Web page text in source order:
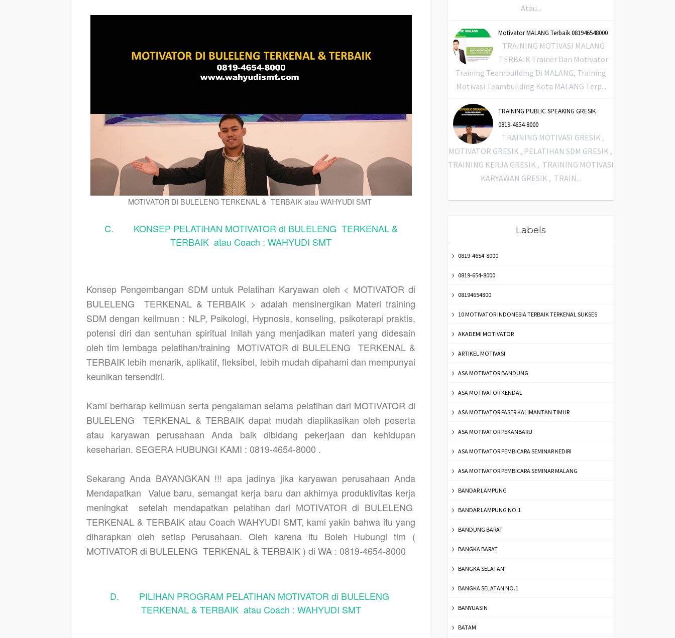
MOTIVATOR DI BULELENG TERKENAL & TERBAIK atau WAHYUDI SMT
C. KONSEP PELATIHAN MOTIVATOR di BULELENG TERKENAL &
TERBAIK atau Coach : WAHYUDI SMT
Konsep Pengembangan SDM untuk Pelatihan Karyawan oleh < MOTIVATOR di
BULELENG
TERKENAL & TERBAIK > adalah mensinergikan Materi training
SDM dengan keilmuan : NLP, Psikologi, Hypnosis, konseling, psikoterapi praktis,
potensi diri dan sentuhan spiritual Inilah yang menjadikan materi yang didesain
oleh tim lembaga pelatihan/training
MOTIVATOR di BULELENG
TERKENAL &
TERBAIK lebih menarik, aplikatif, fleksibel, lebih mudah dipahami dan mempunyai
keunikan tersendiri.
Kami berharap keilmuan serta pengalaman selama pelatihan dari MOTIVATOR di
BULELENG
TERKENAL & TERBAIK dapat mudah diaplikasikan oleh peserta
atau karyawan perusahaan Anda baik dibidang pekerjaan dan kehidupan
keseharian. SEGERA HUBUNGI KAMI : 0819-4654-8000 .
Sekarang Anda BAYANGKAN !!! apa jadinya jika karyawan perusahaan Anda
Mendapatkan Value baru, semangat kerja baru dan akhirnya produktivitas kerja
meningkat
setelah mendapatkan pelatihan dari MOTIVATOR di BULELENG
TERKENAL & TERBAIK atau Coach WAHYUDI SMT, kami yakin bahwa itu yang
diharapkan oleh setiap Perusahaan. Oleh karena itu Boleh Hubungi tim (
MOTIVATOR di BULELENG TERKENAL & TERBAIK ) di WA : 0819-4654-8000
D. PILIHAN PROGRAM PELATIHAN MOTIVATOR di BULELENG
TERKENAL & TERBAIK atau Coach : WAHYUDI SMT
Atau...
Motivator MALANG Terbaik 081946548000
TRAINING MOTIVASI MALANG
TERBAIK Trainer Dan Motivator
Training Teambuilding Di MALANG, Training
Motivasi Teambuilding Kota MALANG Terp...
TRAINING PUBLIC SPEAKING GRESIK
0819-4654-8000
TRAINING MOTIVASI GRESIK ,
MOTIVATOR GRESIK , PELATIHAN SDM GRESIK ,
TRAINING KERJA GRESIK , TRAINING MOTIVASI
KARYAWAN GRESIK , TRAIN...
Labels
0819-4654-8000
0819-654-8000
08194654800
10 MOTIVATOR INDONESIA TERBAIK TERKENAL SUKSES
AKADEMI MOTIVATOR
ARTIKEL MOTIVASI
ASA MOTIVATOR BANDUNG
ASA MOTIVATOR KENDAL
ASA MOTIVATOR PASER KALIMANTAN TIMUR
ASA MOTIVATOR PEKANBARU
ASA MOTIVATOR PEMBICARA SEMINAR KEDIRI
ASA MOTIVATOR PEMBICARA SEMINAR MALANG
BANDAR LAMPUNG
BANDAR LAMPUNG NO.1
BANDUNG BARAT
BANGKA BARAT
BANGKA SELATAN
BANGKA SELATAN NO.1
BANYUASIN
BATAM